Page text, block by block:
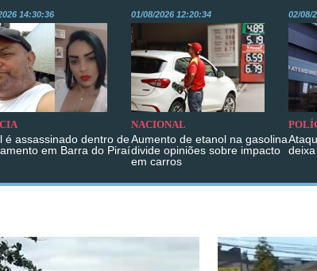
14:30:36
é assassinado dentro de
em Barra do Piraí
01/08/2026 12:20:34
NACIONAL
Aumento de etanol na gasolina
divide opiniões sobre impacto
em carros
02/08/